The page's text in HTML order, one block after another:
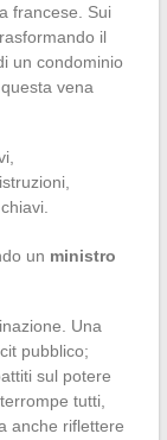
francese. Sui
il
un condominio
vena
un ministro
Una
pubblico;
sul potere
tutti,
anche riflettere